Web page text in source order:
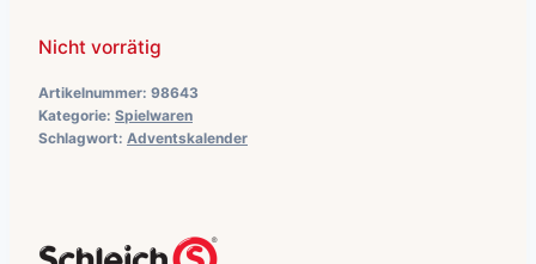
Nicht vorrätig
Artikelnummer: 98643
Kategorie: Spielwaren
Schlagwort: Adventskalender